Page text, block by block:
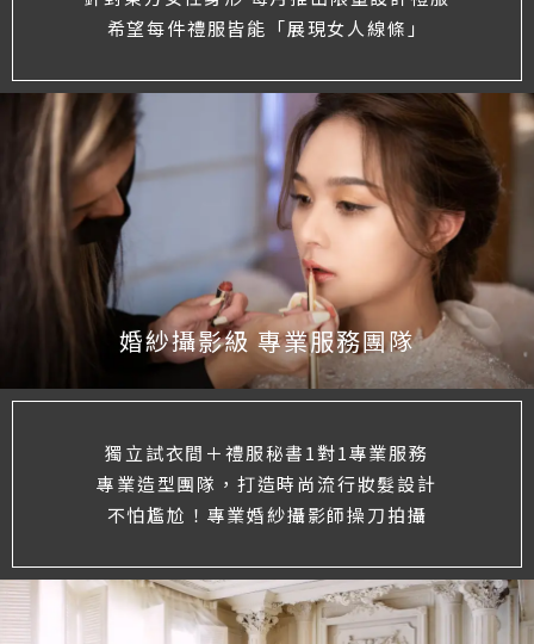
希望每件禮服皆能「展現女人線條」
婚紗攝影級 專業服務團隊
獨立試衣間＋禮服秘書1對1專業服務
專業造型團隊，打造時尚流行妝髮設計
不怕尷尬！專業婚紗攝影師操刀拍攝